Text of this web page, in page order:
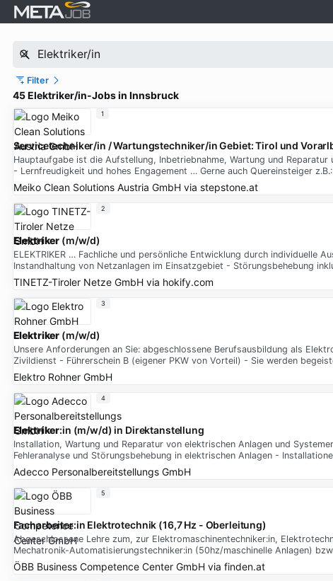
Filter
45 Elektriker/in-Jobs in Innsbruck
Servicetechniker/in / Wartungstechniker/in Gebiet: Tirol und
Hauptaufgabe ist die Aufstellung, Inbetriebnahme, Wartung und
- Lernfreudigkeit und hohes Engagement … Gerne auch Quereinsteiger
Meiko Clean Solutions Austria GmbHvia stepstone.at
1
Elektriker (m/w/d)
ELEKTRIKER … Fachliche und persönliche Entwicklung durch individuelle
Instandhaltung von Netzanlagen im Einsatzgebiet - Störungsbehebung
TINETZ-Tiroler Netze GmbHvia hokify.com
2
Elektriker (m/w/d)
Unsere Anforderungen an Sie: abgeschlossene Berufsausbildung als
Zivildienst - Führerschein B (eigener PKW von Vorteil) - Sie werden
Elektro Rohner GmbH
3
Elektriker:in (m/w/d) in Direktanstellung
Installation, Wartung und Reparatur von elektrischen Anlagen und
Fehleranalyse und Störungsbehebung in elektrischen Anlagen -
Adecco Personalbereitstellungs GmbH
4
Facharbeiter:in Elektrotechnik (16,7 Hz - Oberleitung)
Abgeschlossene Lehre zum, zur Elektromaschinentechniker:in,
Mechatronik-Automatisierungstechniker:in (50hz/maschinelle Anlagen)
ÖBB Business Competence Center GmbHvia finden.at
5